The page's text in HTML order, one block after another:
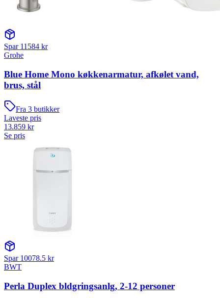
Spar 11584 kr
Grohe
Blue Home Mono køkkenarmatur, afkølet vand,
brus, stål
Fra 3 butikker
Laveste pris
13.859 kr
Se pris
Spar 10078.5 kr
BWT
Perla Duplex bldgringsanlg, 2-12 personer